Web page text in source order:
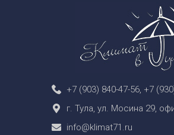
+7 (903) 840-47-56, +7
г. Тула, ул. Мосина 29,
info@klimat71.ru